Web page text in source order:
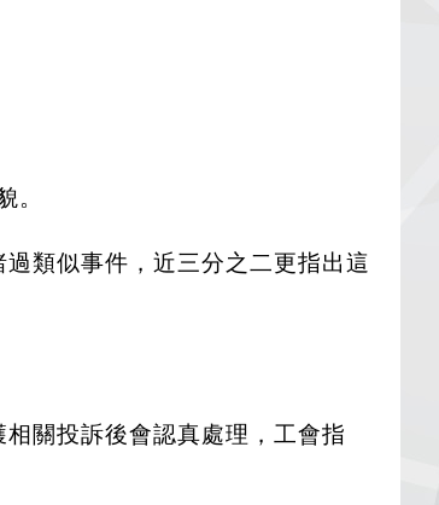
。
類似事件，近三分之二更指出這
關投訴後會認真處理，工會指